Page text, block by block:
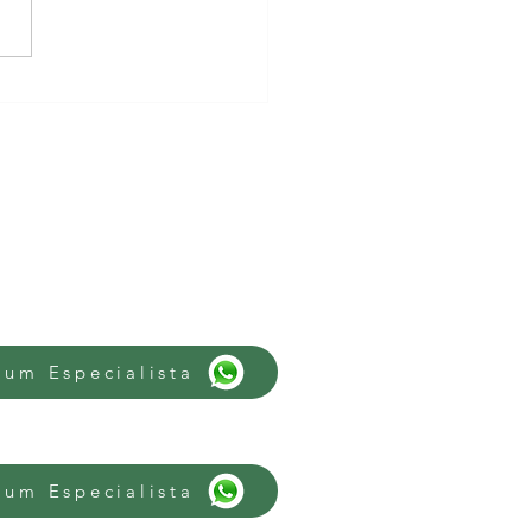
Especialista
Especialista